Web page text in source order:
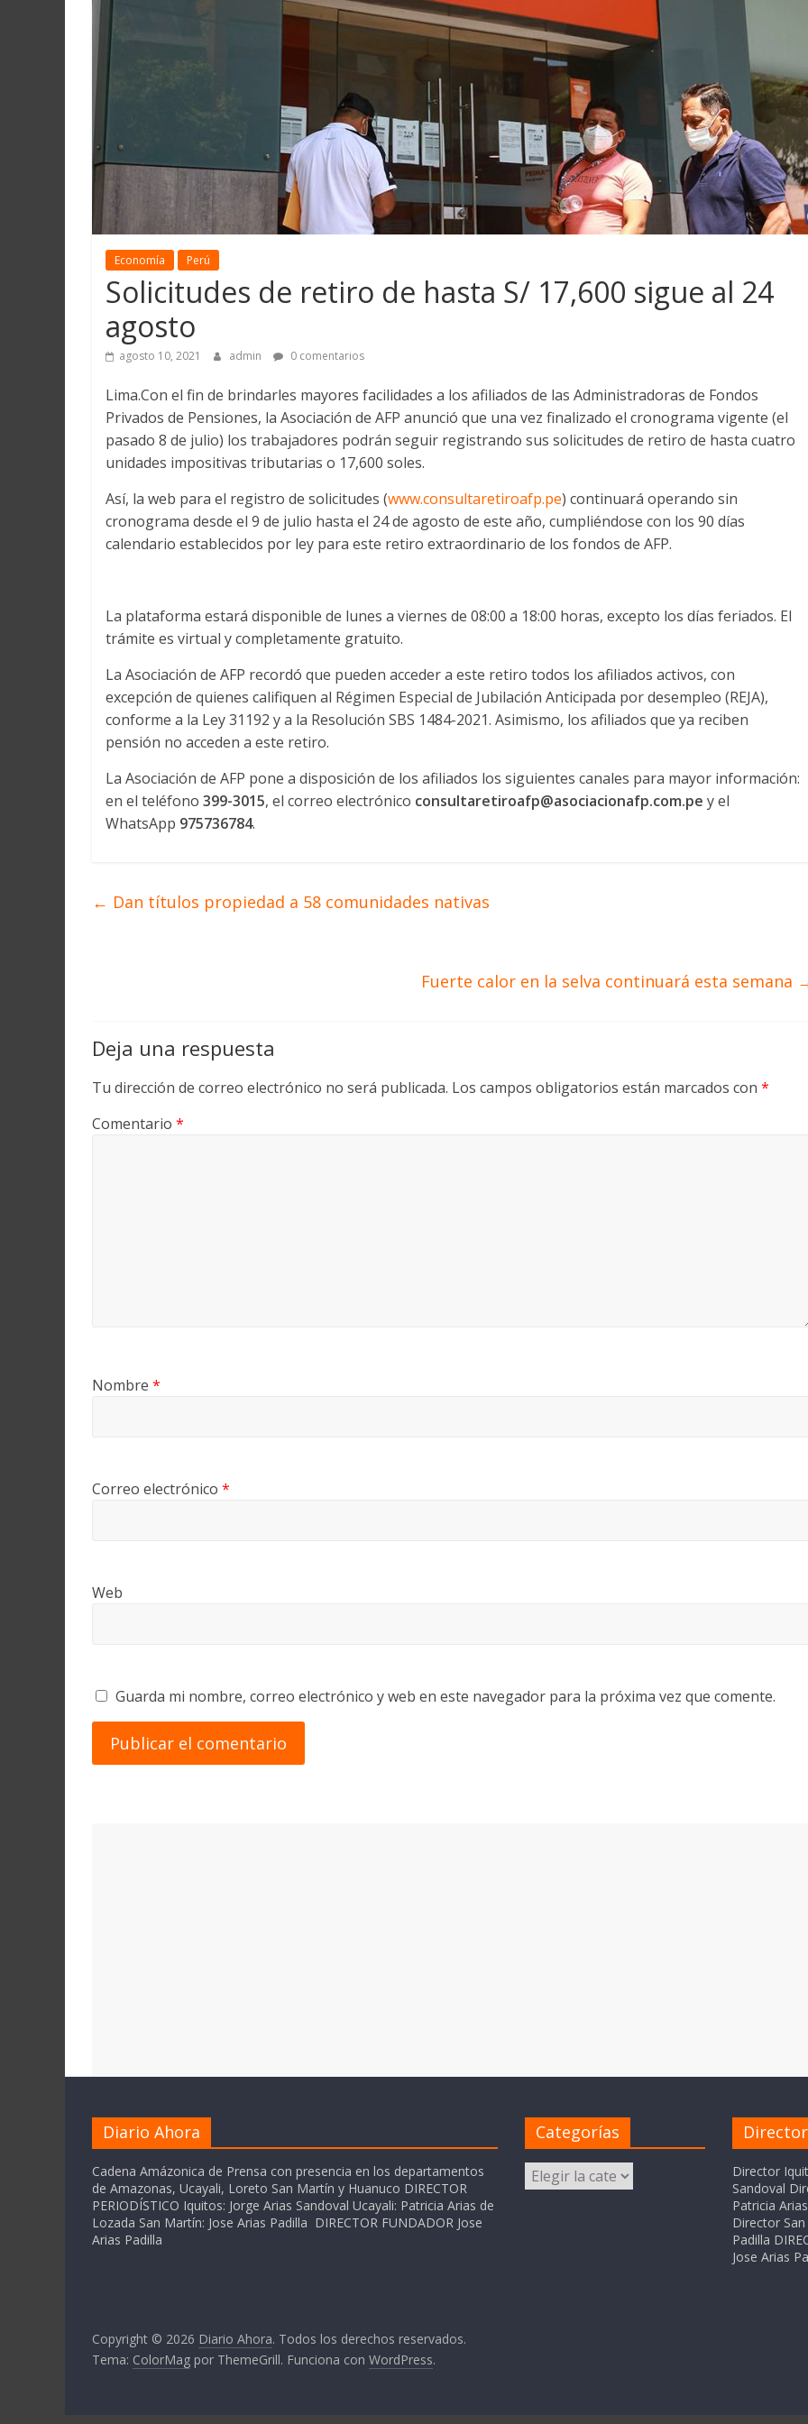
Martín
Economía Perú
Solicitudes de retiro de hasta S/ 17,600 sigue al 24
agosto
agosto 10, 2021 admin 0 comentarios
Lima.Con el fin de brindarles mayores facilidades a los afiliados de las Administradoras de Fondos
Privados de Pensiones, la Asociación de AFP anunció que una vez finalizado el cronograma vigente (el
pasado 8 de julio) los trabajadores podrán seguir registrando sus solicitudes de retiro de hasta cuatro
unidades impositivas tributarias o 17,600 soles.
Así, la web para el registro de solicitudes (www.consultaretiroafp.pe) continuará operando sin
cronograma desde el 9 de julio hasta el 24 de agosto de este año, cumpliéndose con los 90 días
calendario establecidos por ley para este retiro extraordinario de los fondos de AFP.
La plataforma estará disponible de lunes a viernes de 08:00 a 18:00 horas, excepto los días feriados. El
trámite es virtual y completamente gratuito.
La Asociación de AFP recordó que pueden acceder a este retiro todos los afiliados activos, con
excepción de quienes califiquen al Régimen Especial de Jubilación Anticipada por desempleo (REJA),
conforme a la Ley 31192 y a la Resolución SBS 1484-2021. Asimismo, los afiliados que ya reciben
pensión no acceden a este retiro.
La Asociación de AFP pone a disposición de los afiliados los siguientes canales para mayor información:
en el teléfono 399-3015, el correo electrónico consultaretiroafp@asociacionafp.com.pe y el
WhatsApp 975736784.
← Dan títulos propiedad a 58 comunidades nativas
Fuerte calor en la selva continuará esta semana
Deja una respuesta
Tu dirección de correo electrónico no será publicada. Los campos obligatorios están marcados con *
Comentario *
Nombre *
Correo electrónico *
Web
Guarda mi nombre, correo electrónico y web en este navegador para la próxima vez que comente.
Diario Ahora
Cadena Amázonica de Prensa con presencia en los departamentos
de Amazonas, Ucayali, Loreto San Martín y Huanuco DIRECTOR
PERIODÍSTICO Iquitos: Jorge Arias Sandoval Ucayali: Patricia Arias de
Lozada San Martín: Jose Arias Padilla DIRECTOR FUNDADOR Jose
Arias Padilla
Categorías
Categorías
Director
Sandoval
Patricia
Director
Padilla
Jose Arias
Copyright © 2026 Diario Ahora. Todos los derechos reservados.
Tema: ColorMag por ThemeGrill. Funciona con WordPress.